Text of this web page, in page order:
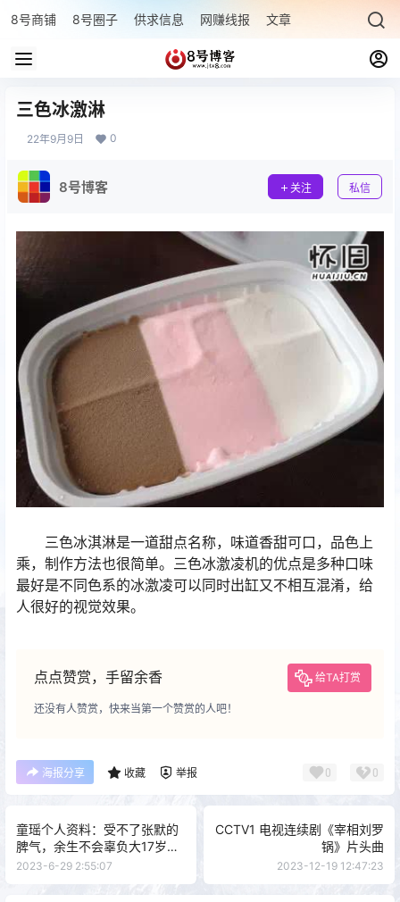
8号商铺 8号圈子 供求信息 网赚线报 文章专题 最新文章
三色冰激淋
22年9月9日 0
8号博客 关注 私信
三色冰淇淋是一道甜点名称，味道香甜可口，品色上
乘，制作方法也很简单。三色冰激凌机的优点是多种口味
最好是不同色系的冰激凌可以同时出缸又不相互混淆，给
人很好的视觉效果。
点点赞赏，手留余香 给TA打赏
还没有人赞赏，快来当第一个赞赏的人吧！
海报分享 收藏 举报 0 0
童瑶个人资料：受不了张默的
脾气，余生不会辜负大17岁的
富商
2023-6-29 2:55:07
CCTV1 电视连续剧《宰相刘罗
锅》片头曲
2023-12-19 12:47:23